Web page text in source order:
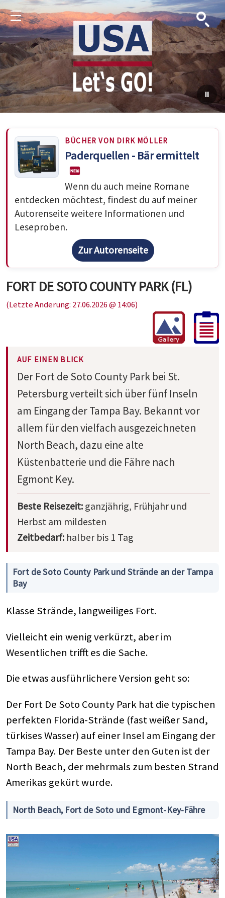
Menu Suche
BÜCHER VON DIRK MÖLLER
Paderquellen - Bär ermittelt
Wenn du auch meine Romane
entdecken möchtest, findest du auf meiner
Autorenseite weitere Informationen und
Leseproben.
Zur Autorenseite
FORT DE SOTO COUNTY PARK (FL)
(Letzte Änderung: 27.06.2026 @ 14:06)
AUF EINEN BLICK
Der Fort de Soto County Park bei St.
Petersburg verteilt sich über fünf Inseln
am Eingang der Tampa Bay. Bekannt vor
allem für den vielfach ausgezeichneten
North Beach, dazu eine alte
Küstenbatterie und die Fähre nach
Egmont Key.
Beste Reisezeit: ganzjährig, Frühjahr und
Herbst am mildesten
Zeitbedarf: halber bis 1 Tag
Fort de Soto County Park und Strände an der Tampa
Bay
Klasse Strände, langweiliges Fort.
Vielleicht ein wenig verkürzt, aber im
Wesentlichen trifft es die Sache.
Die etwas ausführlichere Version geht so:
Der Fort De Soto County Park hat die typischen
perfekten Florida-Strände (fast weißer Sand,
türkises Wasser) auf einer Insel am Eingang der
Tampa Bay. Der Beste unter den Guten ist der
North Beach, der mehrmals zum besten Strand
Amerikas gekürt wurde.
North Beach, Fort de Soto und Egmont-Key-Fähre